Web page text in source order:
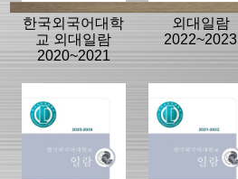
한국외국어대학
교 외대일람
2020~2021
외대일람
2022~2023